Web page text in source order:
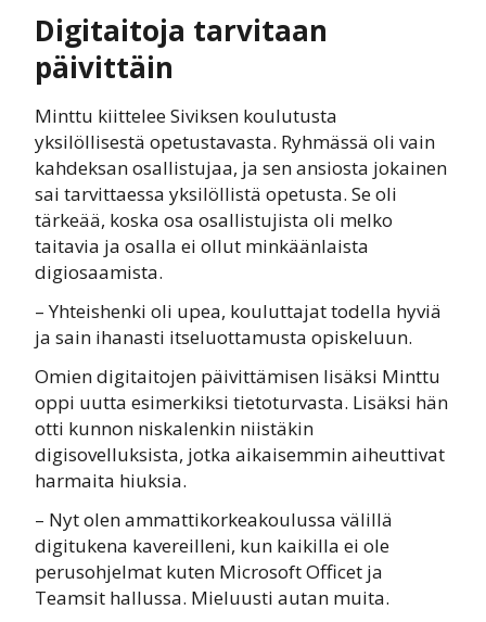
Digitaitoja tarvitaan
päivittäin
Minttu kiittelee Siviksen koulutusta
yksilöllisestä opetustavasta. Ryhmässä oli vain
kahdeksan osallistujaa, ja sen ansiosta jokainen
sai tarvittaessa yksilöllistä opetusta. Se oli
tärkeää, koska osa osallistujista oli melko
taitavia ja osalla ei ollut minkäänlaista
digiosaamista.
– Yhteishenki oli upea, kouluttajat todella hyviä
ja sain ihanasti itseluottamusta opiskeluun.
Omien digitaitojen päivittämisen lisäksi Minttu
oppi uutta esimerkiksi tietoturvasta. Lisäksi hän
otti kunnon niskalenkin niistäkin
digisovelluksista, jotka aikaisemmin aiheuttivat
harmaita hiuksia.
– Nyt olen ammattikorkeakoulussa välillä
digitukena kavereilleni, kun kaikilla ei ole
perusohjelmat kuten Microsoft Officet ja
Teamsit hallussa. Mieluusti autan muita.